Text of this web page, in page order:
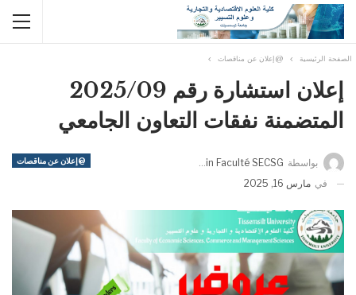
الصفحة الرئيسية @إعلان عن مناقصات
إعلان استشارة رقم 2025/09
المتضمنة نفقات التعاون الجامعي
@إعلان عن مناقصات بواسطة Admin Faculté SECSG
في مارس 16, 2025